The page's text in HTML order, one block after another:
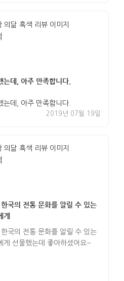
데, 아주 만족합니다.
는데, 아주 만족합니다.
2019년 07월 19일
국의 전통 문화를 알릴 수 있는
국의 전통 문화를 알릴 수 있는
게 선물했는데 좋아하셨어요~